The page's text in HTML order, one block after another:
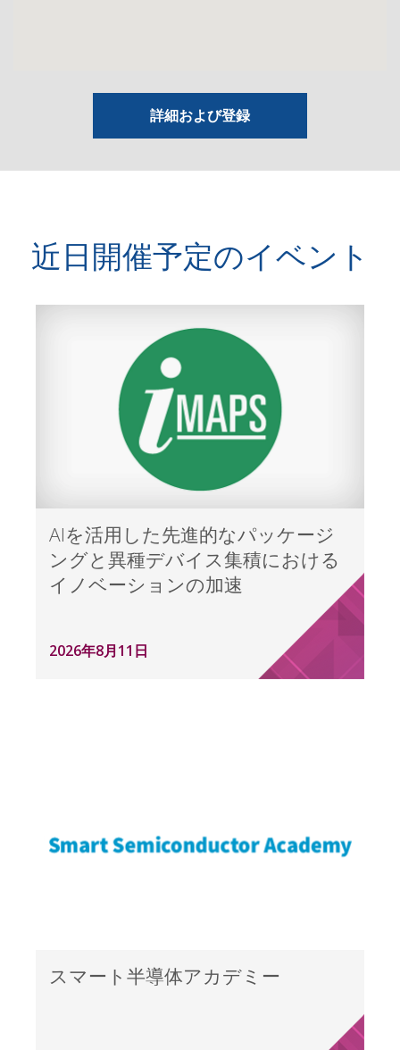
詳細および登録
近日開催予定のイベント
AIを活用した先進的なパッケージ
ングと異種デバイス集積における
イノベーションの加速
2026年8月11日
スマート半導体アカデミー